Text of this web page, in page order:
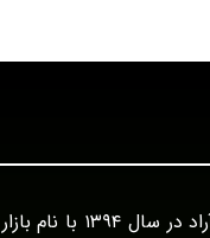
بازرگانی گز آراد در